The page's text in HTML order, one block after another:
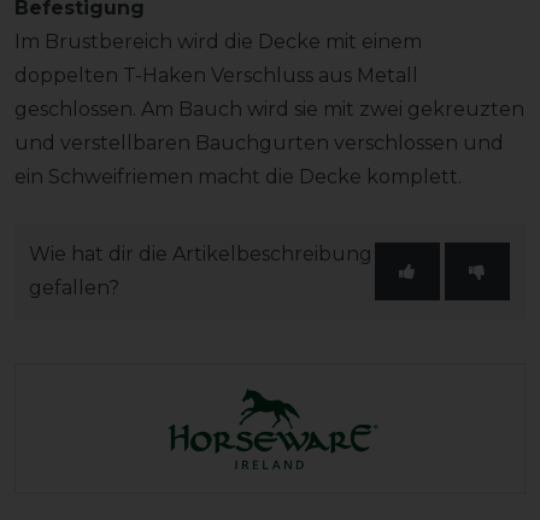
Befestigung
Im Brustbereich wird die Decke mit einem
doppelten T-Haken Verschluss aus Metall
geschlossen. Am Bauch wird sie mit zwei gekreuzten
und verstellbaren Bauchgurten verschlossen und
ein Schweifriemen macht die Decke komplett.
Wie hat dir die Artikelbeschreibung
gefallen?